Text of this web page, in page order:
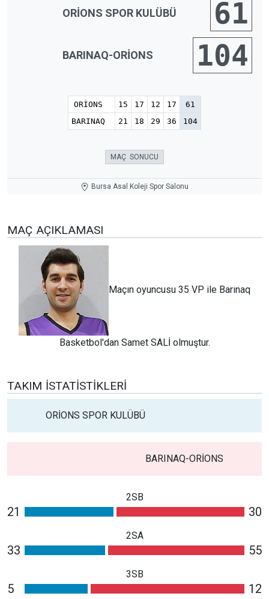
ORİONS SPOR KULÜBÜ 61
BARINAQ-ORİONS 104
ORİONS 15 17 12 17
61
BARINAQ
21 18 29 36 104
MAÇ SONUCU
Bursa Asal Koleji Spor Salonu
MAÇ AÇIKLAMASI
Maçın oyuncusu 35 VP ile Barınaq
Basketbol'dan Samet SALİ olmuştur.
TAKIM İSTATISTIKLERI
ORİONS SPOR KULÜBÜ
BARINAQ-ORİONS
2SB
21 30
2SA
33 55
3SB
5 12